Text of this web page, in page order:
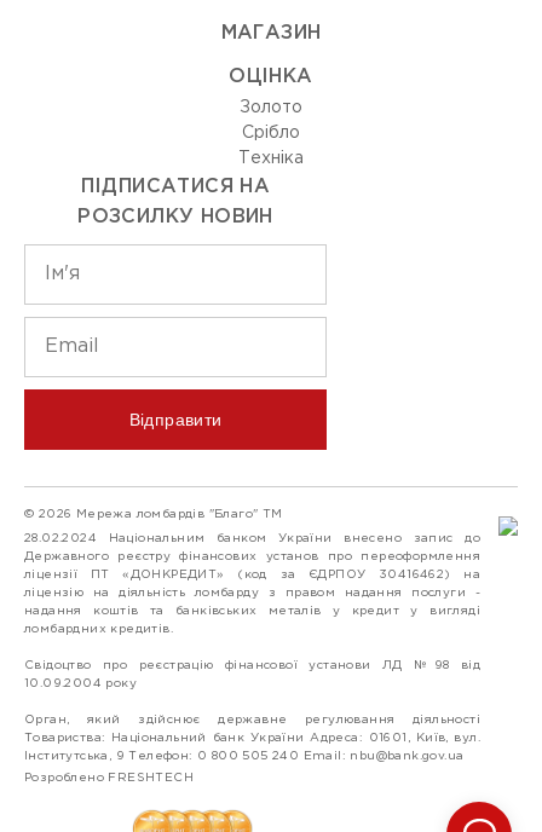
МАГАЗИН
ОЦIНКА
Золото
Срiбло
Технiка
ПІДПИСАТИСЯ НА
РОЗСИЛКУ НОВИН
Відправити
© 2026 Мережа ломбардів "Благо" ТМ
28.02.2024 Національним банком України внесено запис до
Державного реєстру фінансових установ про переоформлення
ліцензії ПТ «ДОНКРЕДИТ» (код за ЄДРПОУ 30416462) на
ліцензію на діяльність ломбарду з правом надання послуги -
надання коштів та банківських металів у кредит у вигляді
ломбардних кредитів.
Свідоцтво про реєстрацію фінансової установи ЛД №98 від
10.09.2004 року
Орган, який здійснює державне регулювання діяльності
Товариства: Національний банк України Адреса: 01601, Київ, вул.
Інститутська, 9 Телефон: 0 800 505 240 Email: nbu@bank.gov.ua
Розроблено FRESHTECH